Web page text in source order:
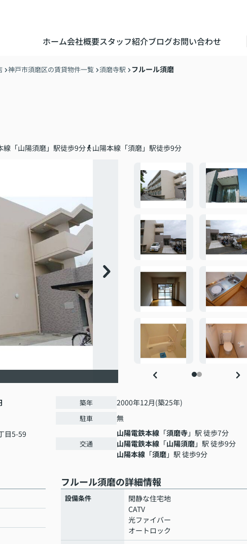
ホーム会社概要スタッフ紹介ブログお問い合わせ
神戸市須磨区の賃貸物件一覧 須磨寺駅 フルール須磨
線「山陽須磨」駅徒歩9分 山陽本線「須磨」駅徒歩9分
目5-59
築年 2000年12月(築25年)
駐車 無
交通
山陽電鉄本線 「須磨寺」駅 徒歩7分
山陽電鉄本線 「山陽須磨」駅 徒歩9分
山陽本線 「須磨」駅 徒歩9分
フルール須磨の詳細情報
設備条件
閑静な住宅地
CATV
光ファイバー
オートロック